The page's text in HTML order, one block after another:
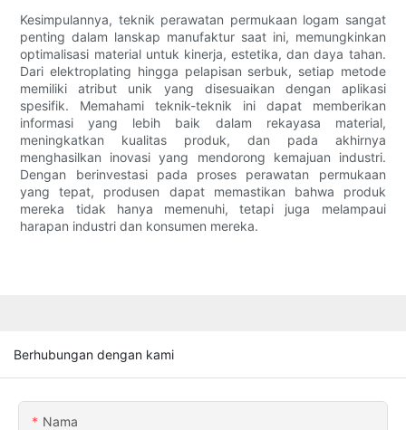
Kesimpulannya, teknik perawatan permukaan logam sangat
penting dalam lanskap manufaktur saat ini, memungkinkan
optimalisasi material untuk kinerja, estetika, dan daya tahan.
Dari elektroplating hingga pelapisan serbuk, setiap metode
memiliki atribut unik yang disesuaikan dengan aplikasi
spesifik. Memahami teknik-teknik ini dapat memberikan
informasi yang lebih baik dalam rekayasa material,
meningkatkan kualitas produk, dan pada akhirnya
menghasilkan inovasi yang mendorong kemajuan industri.
Dengan berinvestasi pada proses perawatan permukaan
yang tepat, produsen dapat memastikan bahwa produk
mereka tidak hanya memenuhi, tetapi juga melampaui
harapan industri dan konsumen mereka.
Berhubungan dengan kami
Nama